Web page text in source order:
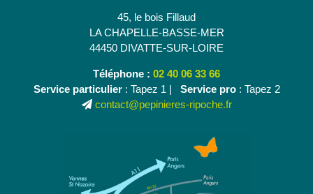
45, le bois Fillaud
LA CHAPELLE-BASSE-MER
44450 DIVATTE-SUR-LOIRE
Téléphone : 02 40 06 33 66
Service particulier: Tapez 1 | Service pro: Tapez 2
contact@pepinieres-ripoche.fr